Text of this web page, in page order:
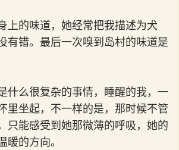
上的味道，她经常把我描述为犬
有错。最后一次嗅到岛村的味道是
什么很复杂的事情，睡醒的我，一
里坐起，不一样的是，那时候不管
只能感受到她那微薄的呼吸，她的
的方向。